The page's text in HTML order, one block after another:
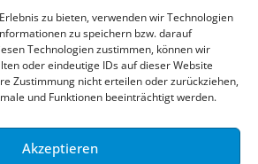
zu bieten, verwenden wir Technologien
zu speichern bzw. darauf
Technologien zustimmen, können wir
oder eindeutige IDs auf dieser Website
Zustimmung nicht erteilen oder zurückziehen,
und Funktionen beeinträchtigt werden.
Akzeptieren
AG